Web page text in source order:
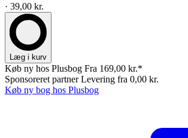
· 39,00 kr.
Læg i kurv
Køb ny hos Plusbog Fra 169,00 kr.*
Sponsoreret partnerLevering fra 0,00 kr.
Køb ny bog hos Plusbog